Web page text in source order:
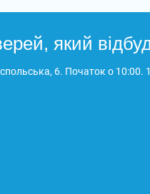
який
6. Початок о